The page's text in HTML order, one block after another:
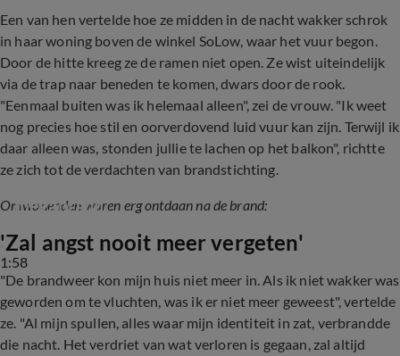
Een van hen vertelde hoe ze midden in de nacht wakker schrok
in haar woning boven de winkel SoLow, waar het vuur begon.
Door de hitte kreeg ze de ramen niet open. Ze wist uiteindelijk
via de trap naar beneden te komen, dwars door de rook.
"Eenmaal buiten was ik helemaal alleen", zei de vrouw. "Ik weet
nog precies hoe stil en oorverdovend luid vuur kan zijn. Terwijl ik
daar alleen was, stonden jullie te lachen op het balkon", richtte
ze zich tot de verdachten van brandstichting.
Omwonenden waren erg ontdaan na de brand:
1:58
Buurtbewoners Arnhem werden wakker in
megabrand
'Zal angst nooit meer vergeten'
"De brandweer kon mijn huis niet meer in. Als ik niet wakker was
geworden om te vluchten, was ik er niet meer geweest", vertelde
ze. "Al mijn spullen, alles waar mijn identiteit in zat, verbrandde
die nacht. Het verdriet van wat verloren is gegaan, zal altijd